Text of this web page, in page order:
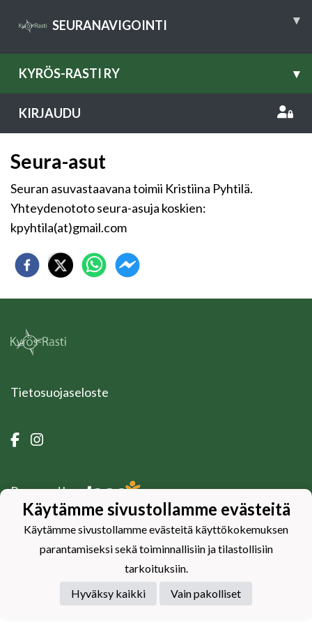
SEURANAVIGOINTI ▾
KYRÖS-RASTI RY ▾
KIRJAUDU
Seura-asut
Seuran asuvastaavana toimii Kristiina Pyhtilä.
Yhteydenototo seura-asuja koskien:
kpyhtila(at)gmail.com
Tietosuojaseloste
Powered by
Käytämme sivustollamme evästeitä
Käytämme sivustollamme evästeitä käyttökokemuksen
parantamiseksi sekä toiminnallisiin ja tilastollisiin
tarkoituksiin.
Hyväksy kaikki
Vain pakolliset